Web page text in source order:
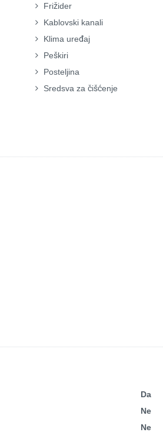
Frižider
Kablovski kanali
Klima uređaj
Peškiri
Posteljina
Sredsva za čišćenje
Da
Ne
Ne